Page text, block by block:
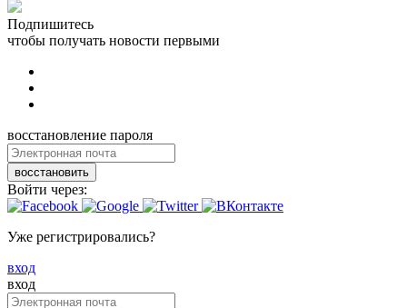
Подпишитесь
чтобы получать новости первыми
восстановление пароля
восстановить
Войти через:
Уже регистрировались?
вход
вход